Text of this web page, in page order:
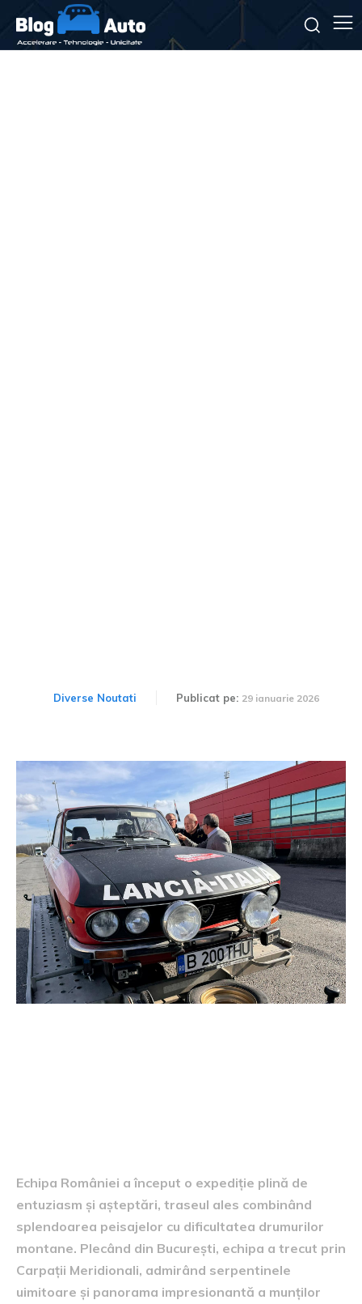
Diverse Noutati Publicat pe: 29 ianuarie 2026
Echipa României a început o expediție plină de
entuziasm și așteptări, traseul ales combinând
splendoarea peisajelor cu dificultatea drumurilor
montane. Plecând din București, echipa a trecut prin
Carpații Meridionali, admirând serpentinele
uimitoare și panorama impresionantă a munților